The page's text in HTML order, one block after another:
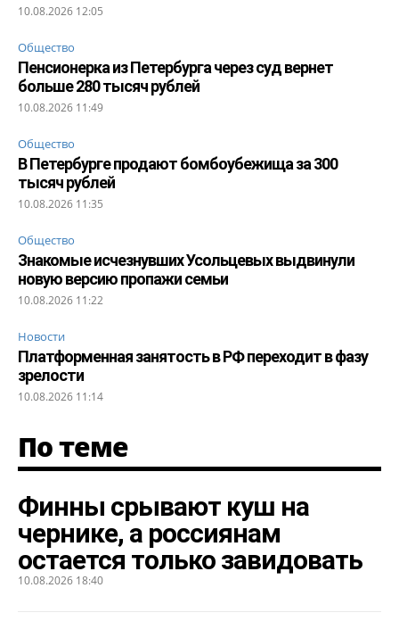
10.08.2026 12:05
Общество
Пенсионерка из Петербурга через суд вернет
больше 280 тысяч рублей
10.08.2026 11:49
Общество
В Петербурге продают бомбоубежища за 300
тысяч рублей
10.08.2026 11:35
Общество
Знакомые исчезнувших Усольцевых выдвинули
новую версию пропажи семьи
10.08.2026 11:22
Новости
Платформенная занятость в РФ переходит в фазу
зрелости
10.08.2026 11:14
По теме
Финны срывают куш на
чернике, а россиянам
остается только завидовать
10.08.2026 18:40